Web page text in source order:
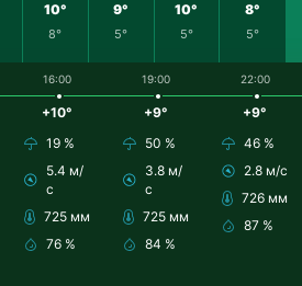
10°
8°
9°
5°
10°
5°
8°
5°
16:00
+10°
19 %
5.4 м/
с
725 мм
76 %
19:00
+9°
50 %
3.8 м/
с
725 мм
84 %
22:00
+9°
46 %
2.8 м/с
726 мм
87 %